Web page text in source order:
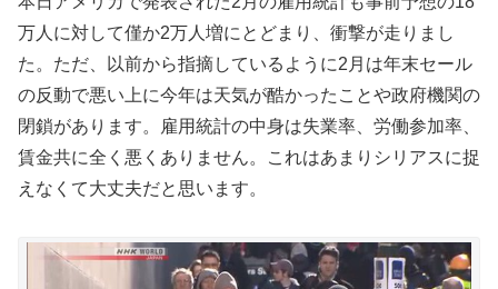
万人に対して僅か2万人増にとどまり、衝撃が走りまし
た。ただ、以前から指摘しているように2月は年末セール
の反動で悪い上に今年は天気が酷かったことや政府機関の
閉鎖があります。雇用統計の中身は失業率、労働参加率、
賃金共に全く悪くありません。これはあまりシリアスに捉
えなくて大丈夫だと思います。